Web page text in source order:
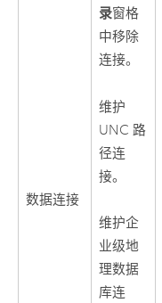
数据连接
录窗格
中移除
连接。
维护
UNC 路
径连
接。
维护企
业级地
理数据
库连